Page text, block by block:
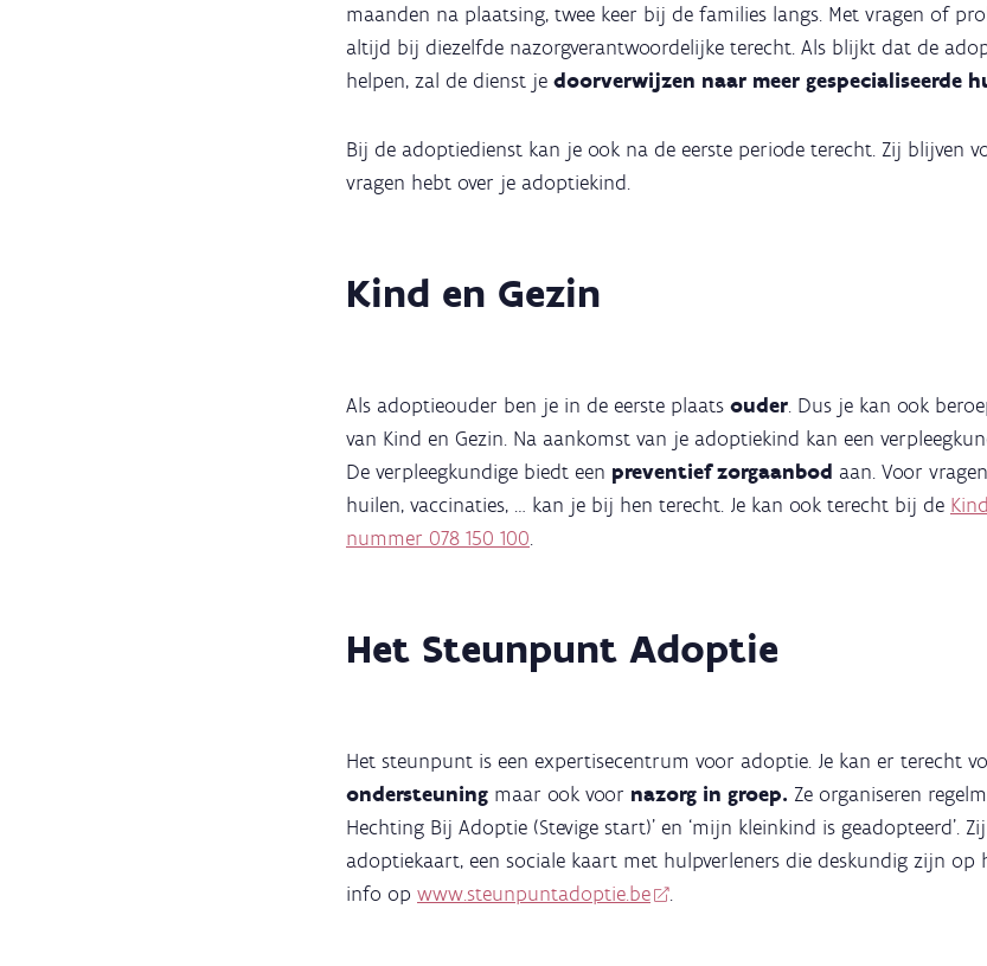
maanden na plaatsing, twee keer bij de families langs. Met vragen of
altijd bij diezelfde nazorgverantwoordelijke terecht. Als blijkt dat de
helpen, zal de dienst je doorverwijzen naar meer gespecialiseerde
Bij de adoptiedienst kan je ook na de eerste periode terecht. Zij blijven
vragen hebt over je adoptiekind.
Kind en Gezin
Als adoptieouder ben je in de eerste plaats ouder. Dus je kan ook
van Kind en Gezin. Na aankomst van je adoptiekind kan een
De verpleegkundige biedt een preventief zorgaanbod aan. Voor
huilen, vaccinaties, … kan je bij hen terecht. Je kan ook terecht bij de
nummer 078 150 100.
Het Steunpunt Adoptie
Het steunpunt is een expertisecentrum voor adoptie. Je kan er terecht
ondersteuning maar ook voor nazorg in groep. Ze organiseren
Hechting Bij Adoptie (Stevige start)’ en ‘mijn kleinkind is geadopteerd’.
adoptiekaart, een sociale kaart met hulpverleners die deskundig zijn op
info op www.steunpuntadoptie.be .